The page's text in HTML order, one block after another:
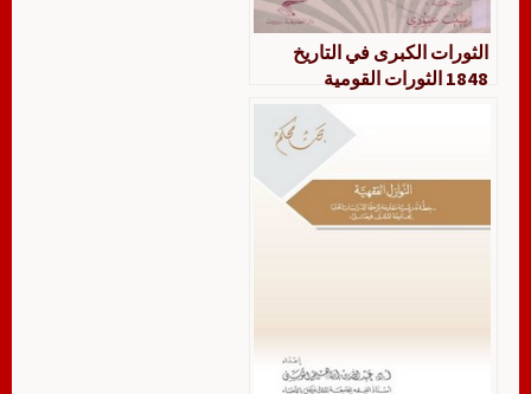
الثورات الكبرى في التاريخ
1848 الثورات القومية
والديمقراطية والرومانسية